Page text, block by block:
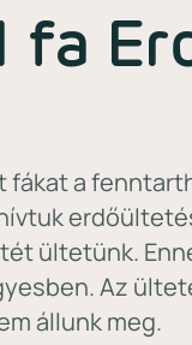
fa
fákat a
ültetünk.
Az
állunk meg.